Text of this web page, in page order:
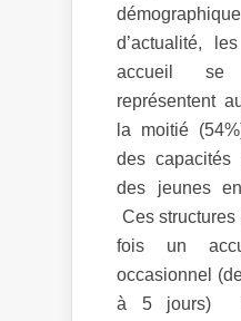
d’actualité,
accueil se
représentent
la moitié
des capacités
des jeunes
Ces
fois un
occasionnel
à 5 jours)